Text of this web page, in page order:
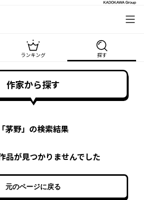
コミ
ランキング 探す
作家から探す
「茅野」の検索結果
品が見つかりませんでした
元のページに戻る